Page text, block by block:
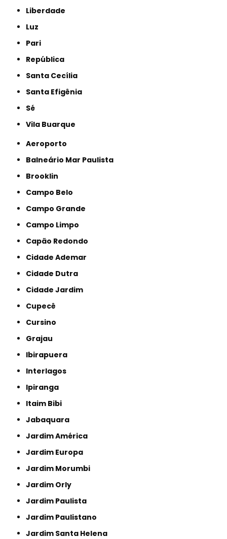
Liberdade
Luz
Pari
República
Santa Cecília
Santa Efigênia
Sé
Vila Buarque
Aeroporto
Balneário Mar Paulista
Brooklin
Campo Belo
Campo Grande
Campo Limpo
Capão Redondo
Cidade Ademar
Cidade Dutra
Cidade Jardim
Cupecê
Cursino
Grajau
Ibirapuera
Interlagos
Ipiranga
Itaim Bibi
Jabaquara
Jardim América
Jardim Europa
Jardim Morumbi
Jardim Orly
Jardim Paulista
Jardim Paulistano
Jardim Santa Helena